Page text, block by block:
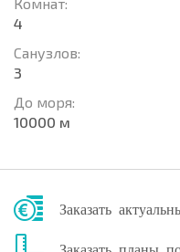
4
Санузлов:
3
До моря:
10000 м
Заказать
Заказать планы